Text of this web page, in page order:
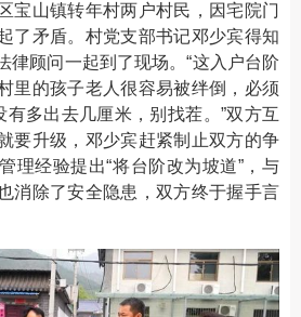
山镇转年村两户村民，因宅院门
了矛盾。村党支部书记邓少宾得知
律顾问一起到了现场。“这入户台阶
里的孩子老人很容易被绊倒，必须
有多出去几厘米，别找茬。”双方互
要升级，邓少宾赶紧制止双方的争
理经验提出“将台阶改为坡道”，与
消除了安全隐患，双方终于握手言